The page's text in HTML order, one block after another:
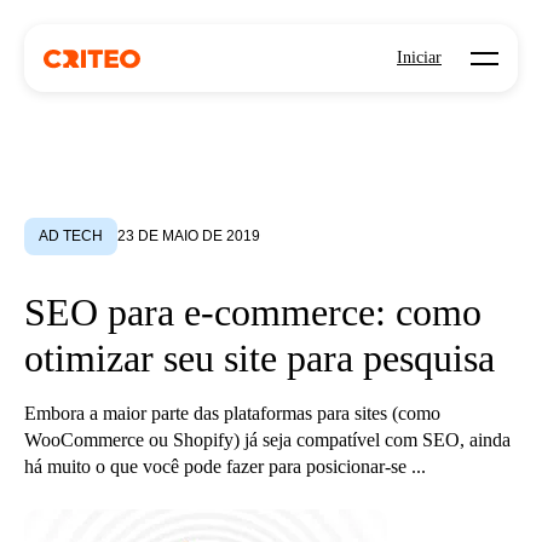
Iniciar Open
AD TECH 23 DE MAIO DE 2019
SEO para e-commerce: como
otimizar seu site para pesquisa
Embora a maior parte das plataformas para sites (como
WooCommerce ou Shopify) já seja compatível com SEO, ainda
há muito o que você pode fazer para posicionar-se ...